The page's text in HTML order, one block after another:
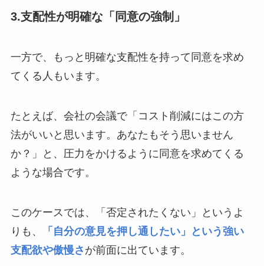
3.支配性が明確な「同意の強制」
一方で、もっと明確な支配性を持って同意を求め
てくる人もいます。
たとえば、会社の会議で「コスト削減にはこの方
法がいいと思います。あなたもそう思いません
か？」と、圧力をかけるように同意を求めてくる
ような場合です。
このケースでは、「否定されたくない」というよ
りも、
「自分の意見を押し通したい」という強い
支配欲や傲慢さ が前面に出ています。